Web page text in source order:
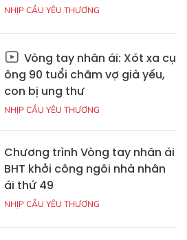
NHỊP CẦU YÊU THƯƠNG
Vòng tay nhân ái: Xót xa cụ
ông 90 tuổi chăm vợ già yếu,
con bị ung thư
NHỊP CẦU YÊU THƯƠNG
Chương trình Vòng tay nhân ái
BHT khởi công ngôi nhà nhân
ái thứ 49
NHỊP CẦU YÊU THƯƠNG